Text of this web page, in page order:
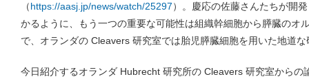
（https://aasj.jp/news/watch/25297）。慶応の佐藤さんたちが開
かるように、もう一つの重要な可能性は組織幹細胞から膵臓のオ
で、オランダの Cleavers 研究室では胎児膵臓細胞を用いた地道
今日紹介するオランダ Hubrecht 研究所の Cleavers 研究室からの